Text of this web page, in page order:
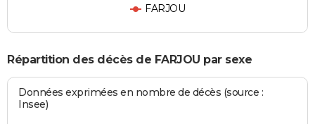
FARJOU
Répartition des décès de FARJOU par sexe
Données exprimées en nombre de décès (source :
Insee)